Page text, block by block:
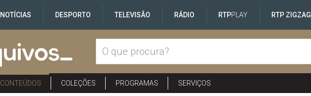
NOTÍCIAS DESPORTO TELEVISÃO RÁDIO RTPPLAY RTP ZIGZAG
CONTEÚDOS COLEÇÕES PROGRAMAS SERVIÇOS